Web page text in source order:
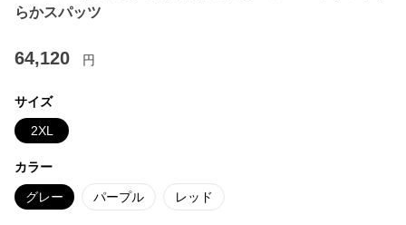
らかスパッツ
64,120 円
サイズ
2XL
カラー
グレー パープル レッド